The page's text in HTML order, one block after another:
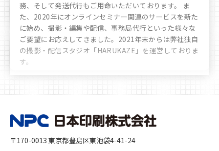
務、そして発送代行もご用命いただいております。 ま
た、2020年にオンラインセミナー関連のサービスを新た
に始め、撮影・編集や配信、事務局代行といった様々な
ご要望にお応えしてきました。 2021年末からは弊社独自
の撮影・配信スタジオ「HARUKAZE」を運営しておりま
す。
豊富なノウハウや実績により、お客様へ多彩かつ最善な
選択肢のご提案をさせていただきます。時代の移り変わ
に、社会に、彩りを加えるとともに、想像や行動の機会
る「モノ」づくり、印刷物をきっかけとした新たな機会
〒170-0013 東京都豊島区東池袋4-41-24